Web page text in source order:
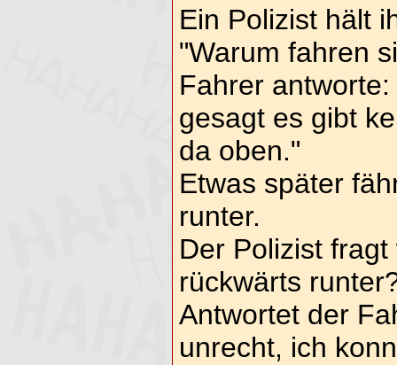
Ein Polizist hält
"Warum fahren
Fahrer
gesagt es gibt
da oben."
Etwas später
runter.
Der Polizist
rückwärts
Antwortet der
unrecht, ich